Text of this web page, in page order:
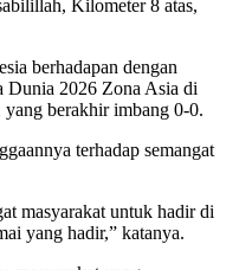
Kilometer 8 atas,
berhadapan dengan
Dunia 2026 Zona Asia di
berakhir imbang 0-0.
terhadap semangat
masyarakat untuk hadir di
yang hadir,” katanya.